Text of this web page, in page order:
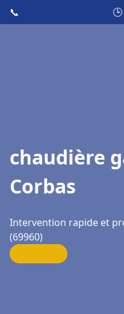
📞
chaudière
Corbas
Intervention rapide et
(69960)